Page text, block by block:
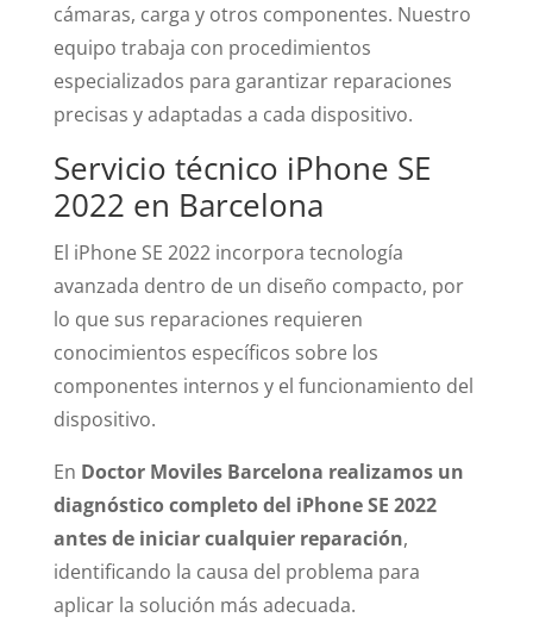
cámaras, carga y otros componentes. Nuestro
equipo trabaja con procedimientos
especializados para garantizar reparaciones
precisas y adaptadas a cada dispositivo.
Servicio técnico iPhone SE
2022 en Barcelona
El iPhone SE 2022 incorpora tecnología
avanzada dentro de un diseño compacto, por
lo que sus reparaciones requieren
conocimientos específicos sobre los
componentes internos y el funcionamiento del
dispositivo.
En Doctor Moviles Barcelona realizamos un
diagnóstico completo del iPhone SE 2022
antes de iniciar cualquier reparación,
identificando la causa del problema para
aplicar la solución más adecuada.